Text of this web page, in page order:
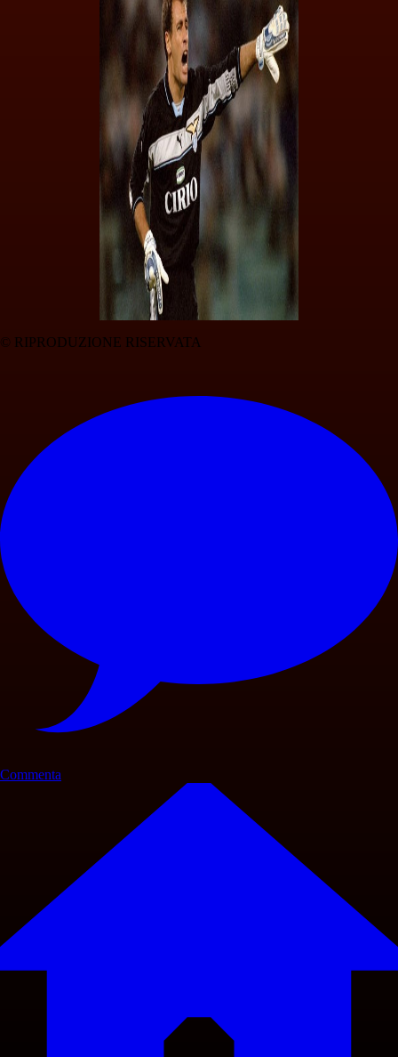
© RIPRODUZIONE RISERVATA
Commenta